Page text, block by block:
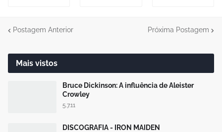
Postagem Anterior Próxima Postagem
Mais vistos
Bruce Dickinson: A influência de Aleister
Crowley
5.7.11
DISCOGRAFIA - IRON MAIDEN